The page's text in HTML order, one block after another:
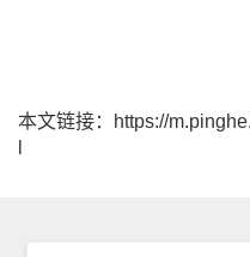
本文链接：https://